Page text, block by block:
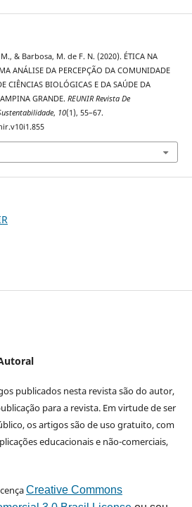
& Barbosa, M. de F. N. (2020). ÉTICA NA
ANÁLISE DA PERCEPÇÃO DA COMUNIDADE
CIÊNCIAS BIOLÓGICAS E DA SAÚDE DA
GRANDE. REUNIR Revista De
, 10(1), 55–67.
publicados nesta revista são do autor,
para a revista. Em virtude de ser
os artigos são de uso gratuito, com
educacionais e não-comerciais,
Creative Commons